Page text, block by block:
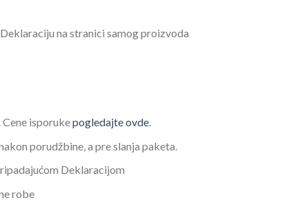
na stranici samog proizvoda
isporukepogledajte ovde.
porudžbine, a pre slanja paketa.
Deklaracijom
robe